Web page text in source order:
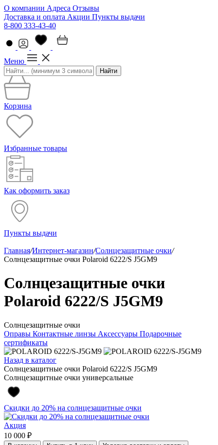
О компании Адреса Отзывы
Доставка и оплата Акции Пункты выдачи
8-800 333-43-40
Меню
Найти
Корзина
Избранные товары
Как оформить заказ
Пункты выдачи
Главная/Интернет-магазин/Солнцезащитные очки/
Солнцезащитные очки Polaroid 6222/S J5GM9
Солнцезащитные очки
Polaroid 6222/S J5GM9
Солнцезащитные очки
Оправы Контактные линзы Аксессуары Подарочные
сертификаты
Назад в каталог
Солнцезащитные очки Polaroid 6222/S J5GM9
Солнцезащитные очки универсальные
Скидки до 20% на солнцезащитные очки
Акция
10 000 ₽